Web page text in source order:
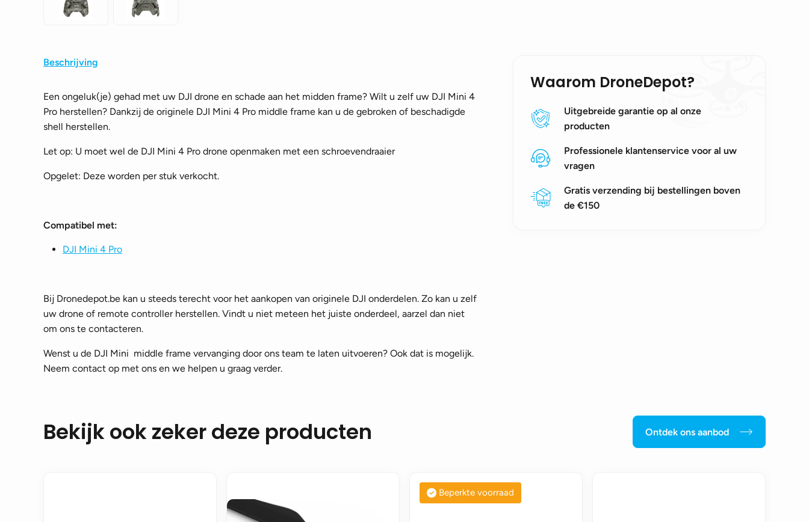
Beschrijving
Een ongeluk(je) gehad met uw DJI drone en schade aan het midden frame? Wilt u zelf uw DJI Mini 4
Pro herstellen? Dankzij de originele DJI Mini 4 Pro middle frame kan u de gebroken of beschadigde
shell herstellen.
Let op: U moet wel de DJI Mini 4 Pro drone openmaken met een schroevendraaier
Opgelet: Deze worden per stuk verkocht.
Compatibel met:
DJI Mini 4 Pro
Bij Dronedepot.be kan u steeds terecht voor het aankopen van originele DJI onderdelen. Zo kan u zelf
uw drone of remote controller herstellen. Vindt u niet meteen het juiste onderdeel, aarzel dan niet
om ons te contacteren.
Wenst u de DJI Mini middle frame vervanging door ons team te laten uitvoeren? Ook dat is mogelijk.
Neem contact op met ons en we helpen u graag verder.
Waarom DroneDepot?
Uitgebreide garantie op al onze
producten
Professionele klantenservice voor al uw
vragen
Gratis verzending bij bestellingen boven
de €150
Bekijk ook zeker deze producten Ontdek ons aanbod
Beperkte voorraad